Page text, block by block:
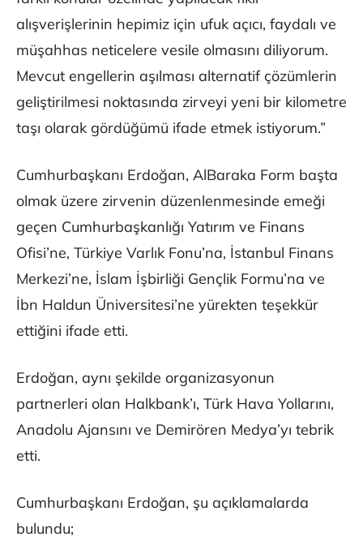
alışverişlerinin hepimiz için ufuk açıcı, faydalı ve
müşahhas neticelere vesile olmasını diliyorum.
Mevcut engellerin aşılması alternatif çözümlerin
geliştirilmesi noktasında zirveyi yeni bir kilometre
taşı olarak gördüğümü ifade etmek istiyorum.”
Cumhurbaşkanı Erdoğan, AlBaraka Form başta
olmak üzere zirvenin düzenlenmesinde emeği
geçen Cumhurbaşkanlığı Yatırım ve Finans
Ofisi’ne, Türkiye Varlık Fonu’na, İstanbul Finans
Merkezi’ne, İslam İşbirliği Gençlik Formu’na ve
İbn Haldun Üniversitesi’ne yürekten teşekkür
ettiğini ifade etti.
Erdoğan, aynı şekilde organizasyonun
partnerleri olan Halkbank’ı, Türk Hava Yollarını,
Anadolu Ajansını ve Demirören Medya’yı tebrik
etti.
Cumhurbaşkanı Erdoğan, şu açıklamalarda
bulundu;